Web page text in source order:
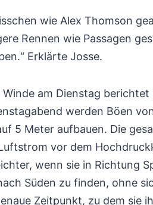
wie Alex Thomson
Rennen wie Passagen
Erklärte Josse.
am Dienstag
werden Böen
5 Meter aufbauen. Die
vor dem
wenn sie in Richtung
Süden zu finden, ohne
Zeitpunkt, zu dem sie